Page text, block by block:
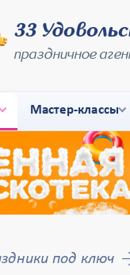
33
праздничное
Мастер-классы
под ключ